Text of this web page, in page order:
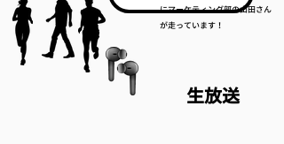
にマーケティング部の山田さん
が走っています！
生放送